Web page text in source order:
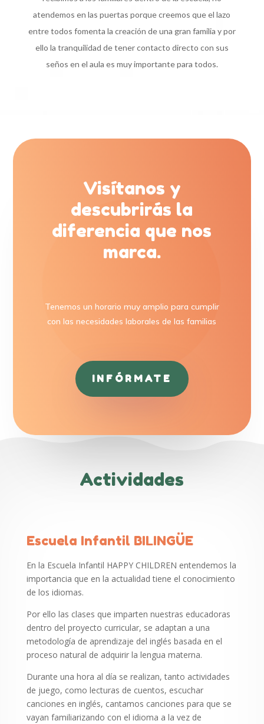
atendemos en las puertas porque creemos que el lazo
entre todos fomenta la creación de una gran familia y por
ello la tranquilidad de tener contacto directo con sus
seños en el aula es muy importante para todos.
Visítanos y
descubrirás la
diferencia que nos
marca.
Tenemos un horario muy amplio para cumplir
con las necesidades laborales de las familias
INFÓRMATE
Actividades
Escuela Infantil BILINGÜE
En la Escuela Infantil HAPPY CHILDREN entendemos la
importancia que en la actualidad tiene el conocimiento
de los idiomas.
Por ello las clases que imparten nuestras educadoras
dentro del proyecto curricular, se adaptan a una
metodología de aprendizaje del inglés basada en el
proceso natural de adquirir la lengua materna.
Durante una hora al día se realizan, tanto actividades
de juego, como lecturas de cuentos, escuchar
canciones en inglés, cantamos canciones para que se
vayan familiarizando con el idioma a la vez de